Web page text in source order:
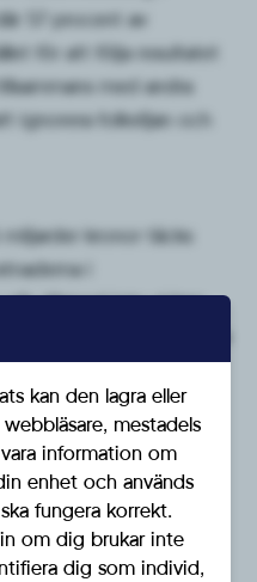
57 procent av
för att följa resultatet
med andra
ignorera folkviljan och
miljarder kronor täcks
i
därmed inte vidare
finansiera fördyringarna
i strid
både
kan den lagra eller
mestadels
information om
enhet och används
fungera korrekt.
om dig brukar inte
dig som individ,